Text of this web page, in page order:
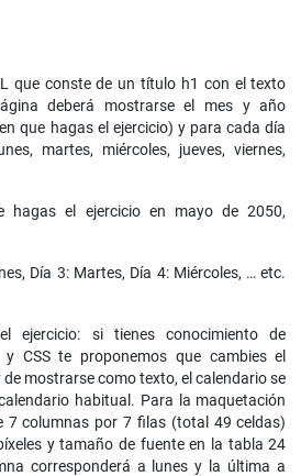
que conste de un título h1 con el texto
deberá mostrarse el mes y año
que hagas el ejercicio) y para cada día
martes, miércoles, jueves, viernes,
hagas el ejercicio en mayo de 2050,
Día 3: Martes, Día 4: Miércoles, … etc.
ejercicio: si tienes conocimiento de
CSS te proponemos que cambies el
mostrarse como texto, el calendario se
habitual. Para la maquetación
7 columnas por 7 filas (total 49 celdas)
y tamaño de fuente en la tabla 24
corresponderá a lunes y la última a